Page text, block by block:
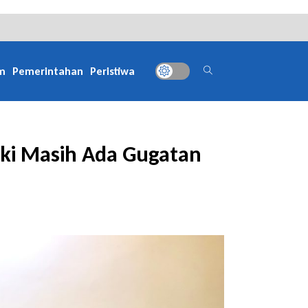
Pemerintahan Peristiwa
Masih Ada Gugatan